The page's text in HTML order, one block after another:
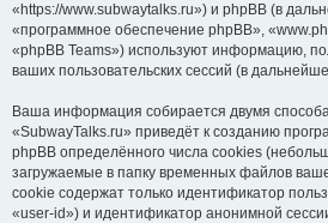
«https://www.subwaytalks.ru») и phpBB (в
«программное обеспечение phpBB»,
«phpBB Teams») используют информацию,
ваших пользовательских сессий (в
Ваша информация собирается двумя
«SubwayTalks.ru» приведёт к созданию
phpBB определённого числа cookies
загружаемые в папку временных файлов
cookie содержат только идентификатор
«user-id») и идентификатор анонимной